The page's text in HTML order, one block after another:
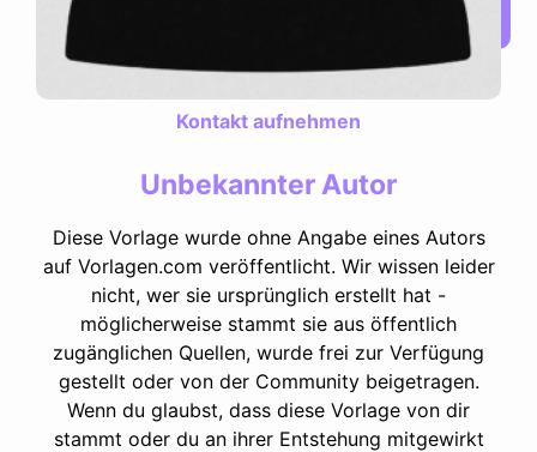
Kontakt aufnehmen
Unbekannter Autor
Diese Vorlage wurde ohne Angabe eines Autors
auf Vorlagen.com veröffentlicht. Wir wissen leider
nicht, wer sie ursprünglich erstellt hat -
möglicherweise stammt sie aus öffentlich
zugänglichen Quellen, wurde frei zur Verfügung
gestellt oder von der Community beigetragen.
Wenn du glaubst, dass diese Vorlage von dir
stammt oder du an ihrer Entstehung mitgewirkt